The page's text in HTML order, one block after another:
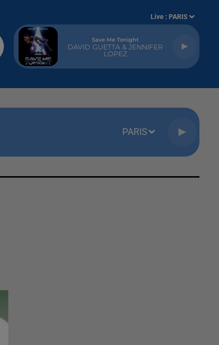
Live : PARIS
Save Me Tonight
DAVID GUETTA & JENNIFER
LOPEZ
PARIS